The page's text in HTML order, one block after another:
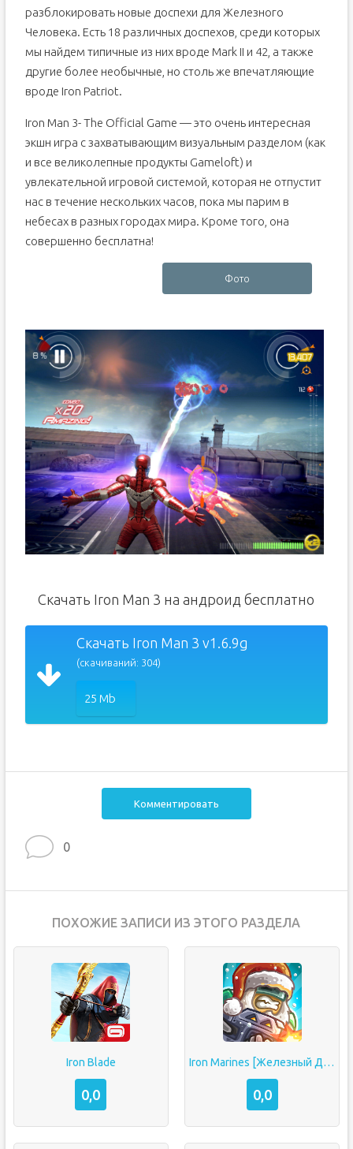
разблокировать новые доспехи для Железного
Человека. Есть 18 различных доспехов, среди которых
мы найдем типичные из них вроде Mark II и 42, а также
другие более необычные, но столь же впечатляющие
вроде Iron Patriot.
Iron Man 3- The Official Game — это очень интересная
экшн игра с захватывающим визуальным разделом (как
и все великолепные продукты Gameloft) и
увлекательной игровой системой, которая не отпустит
нас в течение нескольких часов, пока мы парим в
небесах в разных городах мира. Кроме того, она
совершенно бесплатна!
Фото
Скачать Iron Man 3 на андроид бесплатно
Скачать Iron Man 3 v1.6.9g
(скачиваний: 304)
25 Mb
Комментировать
0
ПОХОЖИЕ ЗАПИСИ ИЗ ЭТОГО РАЗДЕЛА
Iron Blade
0,0
Iron Marines [Железный Десант]
0,0